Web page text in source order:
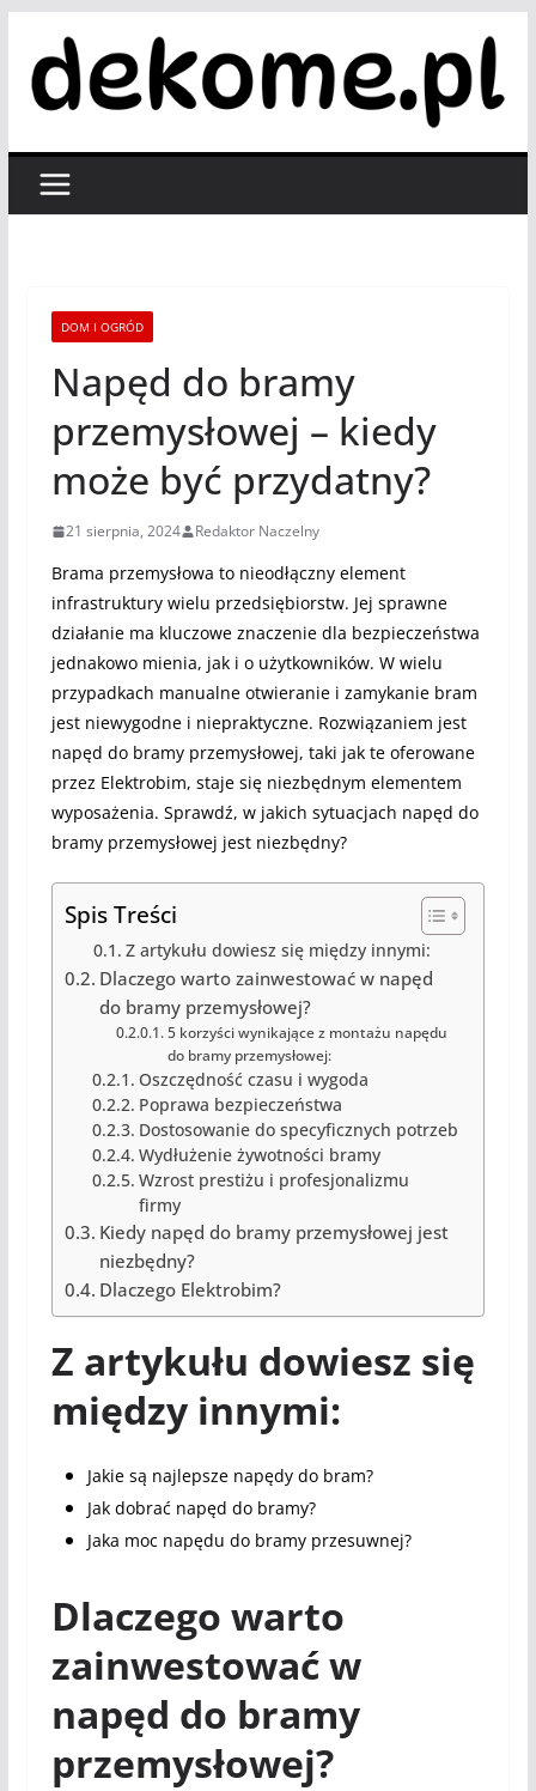
treści
DOM I OGRÓD
Napęd do bramy
przemysłowej – kiedy
może być przydatny?
21 sierpnia, 2024 Redaktor Naczelny
Brama przemysłowa to nieodłączny element
infrastruktury wielu przedsiębiorstw. Jej sprawne
działanie ma kluczowe znaczenie dla bezpieczeństwa
jednakowo mienia, jak i o użytkowników. W wielu
przypadkach manualne otwieranie i zamykanie bram
jest niewygodne i niepraktyczne. Rozwiązaniem jest
napęd do bramy przemysłowej, taki jak te oferowane
przez Elektrobim, staje się niezbędnym elementem
wyposażenia. Sprawdź, w jakich sytuacjach napęd do
bramy przemysłowej jest niezbędny?
Spis Treści
Z artykułu dowiesz się między innymi:
Dlaczego warto zainwestować w napęd
do bramy przemysłowej?
5 korzyści wynikające z montażu napędu
do bramy przemysłowej:
Oszczędność czasu i wygoda
Poprawa bezpieczeństwa
Dostosowanie do specyficznych potrzeb
Wydłużenie żywotności bramy
Wzrost prestiżu i profesjonalizmu
firmy
Kiedy napęd do bramy przemysłowej jest
niezbędny?
Dlaczego Elektrobim?
Z artykułu dowiesz się
między innymi:
Jakie są najlepsze napędy do bram?
Jak dobrać napęd do bramy?
Jaka moc napędu do bramy przesuwnej?
Dlaczego warto
zainwestować w
napęd do bramy
przemysłowej?